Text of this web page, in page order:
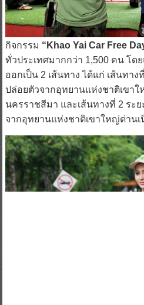
กิจกรรม “Khao Yai Car Free
ทั่วประเทศมากกว่า 1,500 คน โด
ออกเป็น 2 เส้นทาง ได้แก่ เส้นทาง
ปล่อยตัวจากอุทยานแห่งชาติเขา
นครราชสีมา และเส้นทางที่ 2 ระ
จากอุทยานแห่งชาติเขาใหญ่ด่าน